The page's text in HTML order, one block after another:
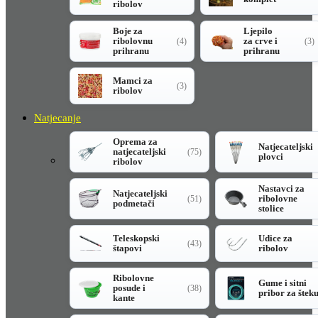
ribolov
Boje za
ribolovnu
prihranu
(4)
Ljepilo
za crve i
prihranu
(3)
Mamci za
ribolov
(3)
Natjecanje
Oprema za
natjecateljski
ribolov
(75)
Natjecateljski
plovci
Natjecateljski
podmetači
(51)
Nastavci za
ribolovne
stolice
Teleskopski
štapovi
(43)
Udice za
ribolov
Ribolovne
posude i
kante
(38)
Gume i sitni
pribor za šteku